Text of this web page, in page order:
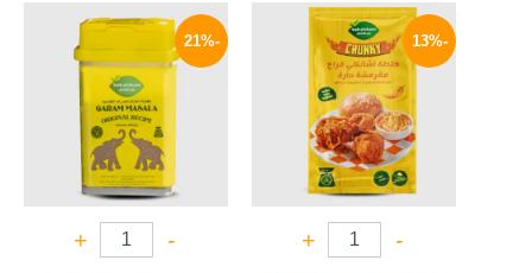
-13%
-
+
السعر
الأصلي
هو:
40 EGP.
السعر
هو:
35 EGP.
-21%
-
+
100 EGP.
الحالي
79 EGP.